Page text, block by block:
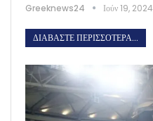
Greeknews24 Ιούν 19, 2024
ΔΙΑΒΆΣΤΕ ΠΕΡΙΣΣΌΤΕΡΑ...